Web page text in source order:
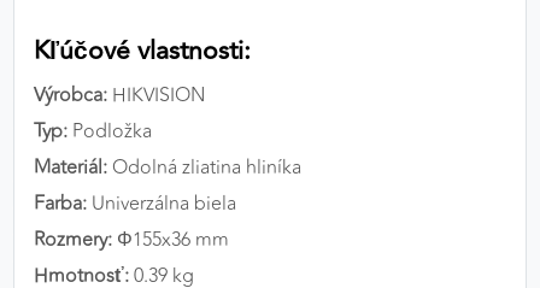
Kľúčové vlastnosti:
Výrobca: HIKVISION
Typ: Podložka
Materiál: Odolná zliatina hliníka
Farba: Univerzálna biela
Rozmery: Φ155x36 mm
Hmotnosť:0.39 kg
stránkami. Umožňujú nám a našim partnerom
zobrazovať cielenú a relevantnú reklamu, a to na
našom webe aj v reklamných sieťach tretích strán.
Google Ads